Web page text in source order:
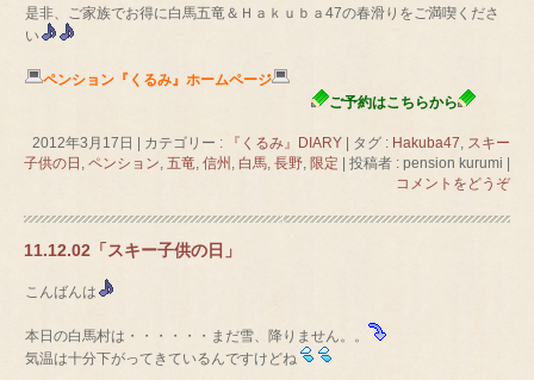
是非、ご家族でお得に白馬五竜＆Ｈａｋｕｂａ47の春滑りをご満喫くださ
い
ペンション『くるみ』ホームページ
ご予約はこちらから
2012年3月17日 カテゴリー : 『くるみ』DIARY タグ : Hakuba47, スキー
子供の日 , ペンション, 五竜, 信州 , 白馬, 長野, 限定 投稿者 : pension kurumi
コメントをどうぞ
11.12.02「スキー子供の日」
こんばんは
本日の白馬村は・・・・・・まだ雪、降りません。。
気温は十分下がってきているんですけどね